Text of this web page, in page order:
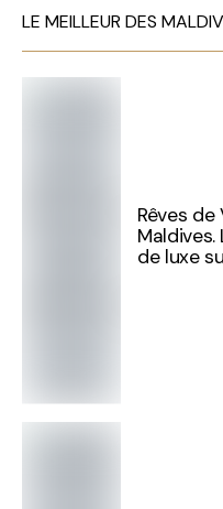
LE MEILLEUR DES
Rêves de
Maldives.
de luxe